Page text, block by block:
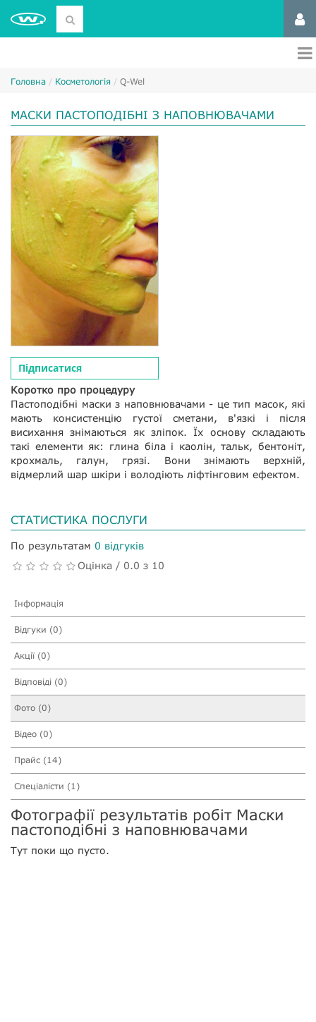
Головна Косметологія Q-Wel
МАСКИ ПАСТОПОДІБНІ З НАПОВНЮВАЧАМИ
Підписатися
Коротко про процедуру
Пастоподібні маски з наповнювачами - це тип масок, які
мають консистенцію густої сметани, в'язкі і після
висихання знімаються як зліпок. Їх основу складають
такі елементи як: глина біла і каолін, тальк, бентоніт,
крохмаль, галун, грязі. Вони знімають верхній,
відмерлий шар шкіри і володіють ліфтінговим ефектом.
СТАТИСТИКА ПОСЛУГИ
По результатам 0 відгуків
Оцінка / 0.0 з 10
Інформація
Відгуки (0)
Акції (0)
Відповіді (0)
Фото (0)
Відео (0)
Прайс (14)
Спеціалісти (1)
Фотографії результатів робіт Маски
пастоподібні з наповнювачами
Тут поки що пусто.